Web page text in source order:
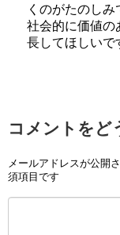
くのがたのしみ
社会的に価値の
長してほしいで
コメントをど
メールアドレスが公開
須項目です